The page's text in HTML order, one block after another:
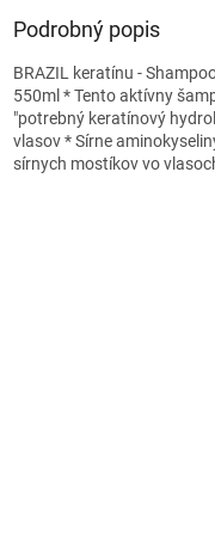
Podrobný popis
BRAZIL keratínu -
550ml * Tento aktívny
"potrebný keratínový
vlasov * Sírne
sírnych mostíkov vo